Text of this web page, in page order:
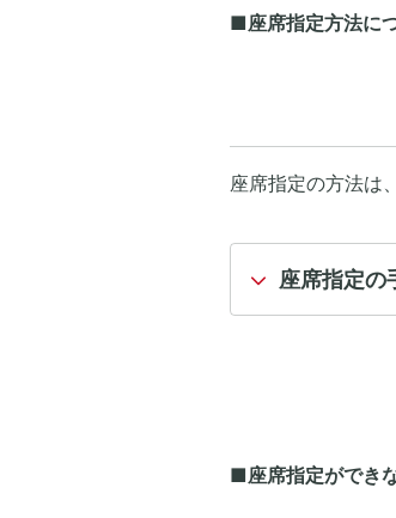
■座席指定方法に
座席指定の方法は
座席指定の
■座席指定ができ